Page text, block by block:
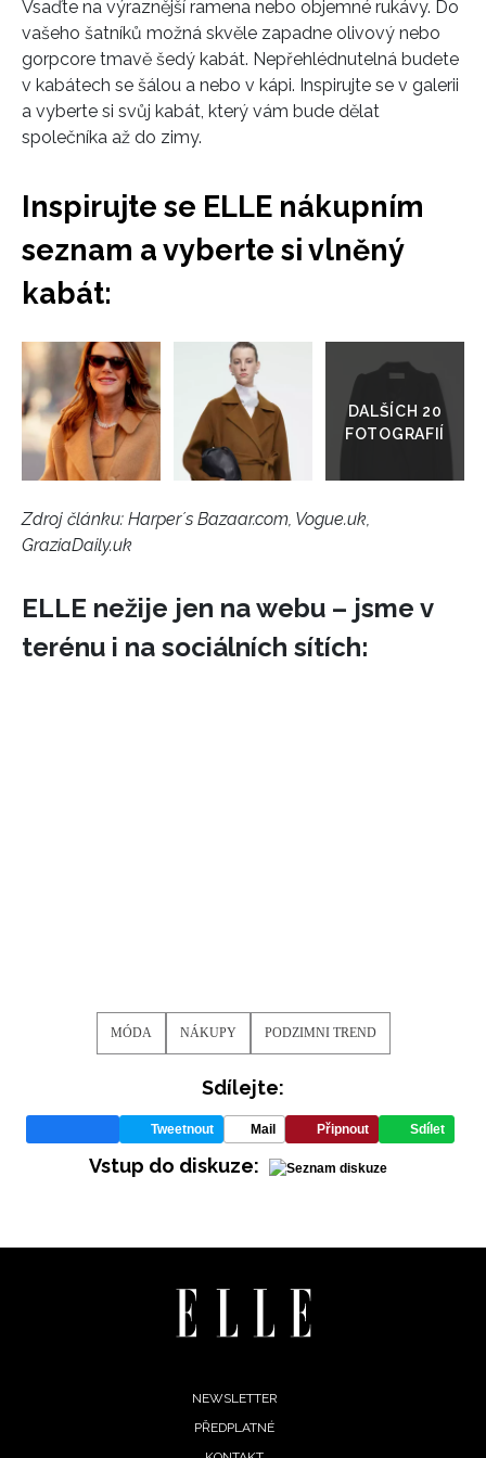
INFORMACE
REDAKCE
Vsaďte na výraznější ramena nebo objemné rukávy. Do
vašeho šatníků možná skvěle zapadne olivový nebo
gorpcore tmavě šedý kabát. Nepřehlédnutelná budete
v kabátech se šálou a nebo v kápi. Inspirujte se v galerii
a vyberte si svůj kabát, který vám bude dělat
společníka až do zimy.
Inspirujte se ELLE nákupním
seznam a vyberte si vlněný
kabát:
do
galerie
Zdroj článku: Harper´s Bazaar.com, Vogue.uk,
GraziaDaily.uk
ELLE nežije jen na webu – jsme v
terénu i na sociálních sítích:
MÓDA NÁKUPY PODZIMNI TREND
Sdílejte:
Tweetnout Mail Připnout Sdílet
Vstup do diskuze:
NEWSLETTER
PŘEDPLATNÉ